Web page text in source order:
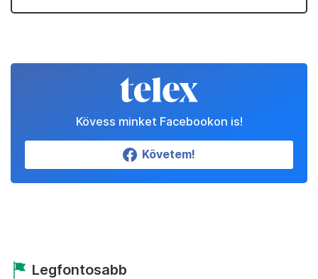
Kövess minket Facebookon is!
Követem!
Legfontosabb